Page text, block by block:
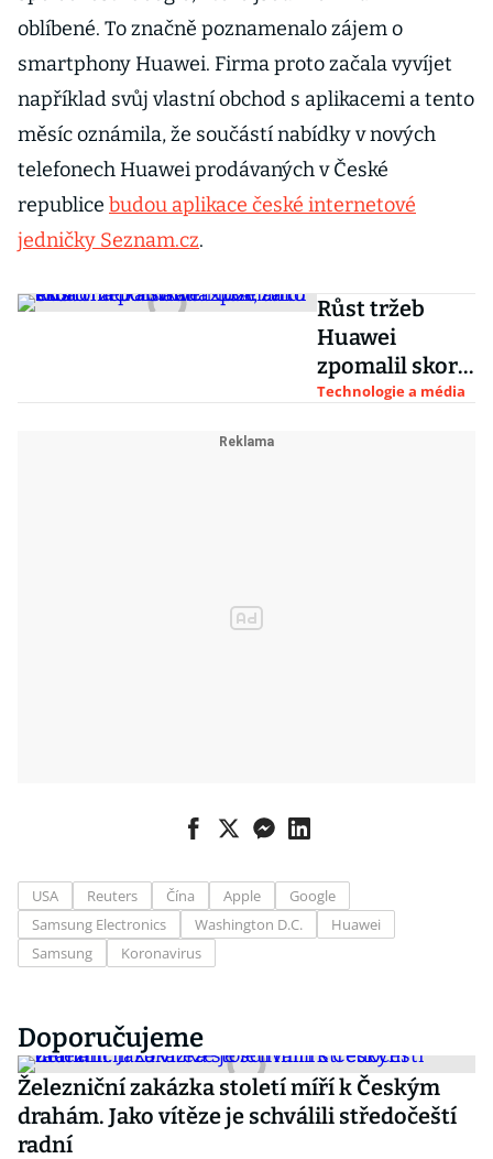
oblíbené. To značně poznamenalo zájem o
smartphony Huawei. Firma proto začala vyvíjet
například svůj vlastní obchod s aplikacemi a tento
měsíc oznámila, že součástí nabídky v nových
telefonech Huawei prodávaných v České
republice budou aplikace české internetové
jedničky Seznam.cz.
Růst tržeb
Huawei
zpomalil skoro
na polovinu.
Technologie a média
USA Reuters Čína Apple
Google
Samsung Electronics
Washington D.C.
Huawei
Samsung
Koronavirus
Doporučujeme
Železniční zakázka století míří k Českým
drahám. Jako vítěze je schválili středočeští
radní